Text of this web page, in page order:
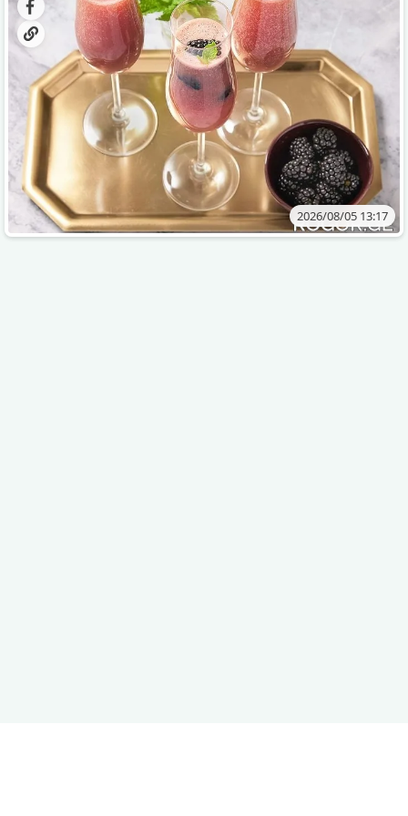
2026/08/05 13:17